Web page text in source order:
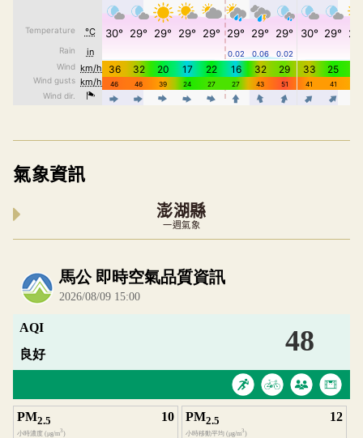
氣象資訊
澎湖縣
一週氣象
內嵌空氣品質小工具為視覺預覽，完整即時空